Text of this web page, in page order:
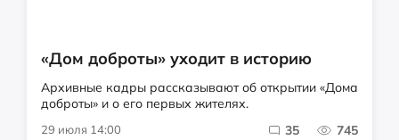
«Дом доброты» уходит в историю
Архивные кадры рассказывают об открытии «Дома
доброты» и о его первых жителях.
29 июля 14:00 35 745